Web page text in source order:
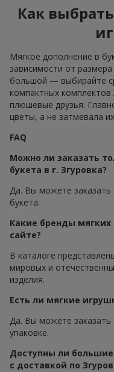
Как
Мягкое дополнение в
зависимости от
большой — выбирайте
компактных
плюшевые друзья.
цветы, а не затмевала
FAQ
Можно ли заказать
букета в г. Згуровка?
Да. Вы можете заказать
букета.
Какие бренды
сайте?
В каталоге
мировых и
изделия.
Есть ли мягкие
Да. Вы можете заказать
упаковке.
Доступны ли
с доставкой по